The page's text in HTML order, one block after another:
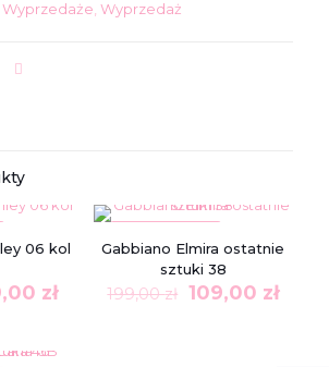
Wyprzedaż
06 kol
zł.
złAktualna
99,00 zł.
Gabbiano Elmira ostatnie
sztuki 38
199,00zł Pierwotna
109,00 zł